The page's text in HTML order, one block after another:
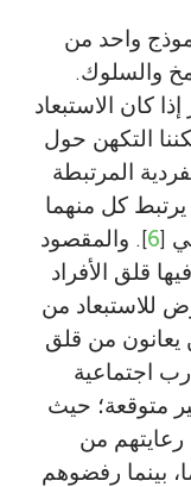
واحد من
والسلوك.
كان الاستبعاد
التكهن حول
المرتبطة
يرتبط كل منهما
[
6]. والمقصود
قلق الأفراد
للاستبعاد من
يعانون من قلق
اجتماعية
متوقعة؛ حيث
رعايتهم من
بينما رفضوهم